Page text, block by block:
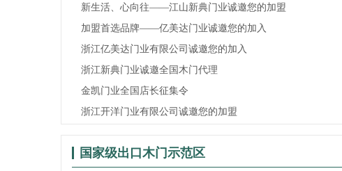
新生活、心向往——江山新典门业诚邀您的加盟
加盟首选品牌——亿美达门业诚邀您的加入
浙江亿美达门业有限公司诚邀您的加入
浙江新典门业诚邀全国木门代理
金凯门业全国店长征集令
浙江开洋门业有限公司诚邀您的加盟
国家级出口木门示范区